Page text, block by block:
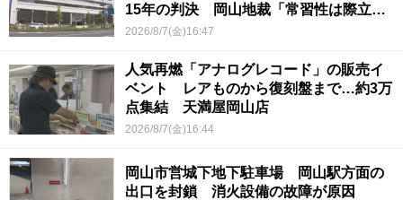
15年の判決 岡山地裁「常習性は際立っ
ていて被害結果も非常に重い」
2026/8/7(金)16:47
人気再燃「アナログレコード」の販売イ
ベント レアものから復刻盤まで…約3万
点集結 天満屋岡山店
2026/8/7(金)16:44
岡山市営城下地下駐車場 岡山駅方面の
出口を封鎖 消火設備の故障が原因